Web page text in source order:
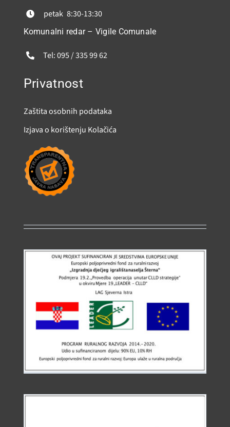
petak 8:30-13:30
Komunalni redar – Vigile Comunale
Tel: 095 / 335 99 62
Privatnost
Zaštita osobnih podataka
Izjava o korištenju Kolačića